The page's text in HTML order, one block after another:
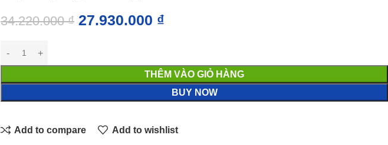
34.220.000₫ 27.930.000 ₫
THÊM VÀO GIỎ HÀNG
BUY NOW
Add to compare Add to wishlist